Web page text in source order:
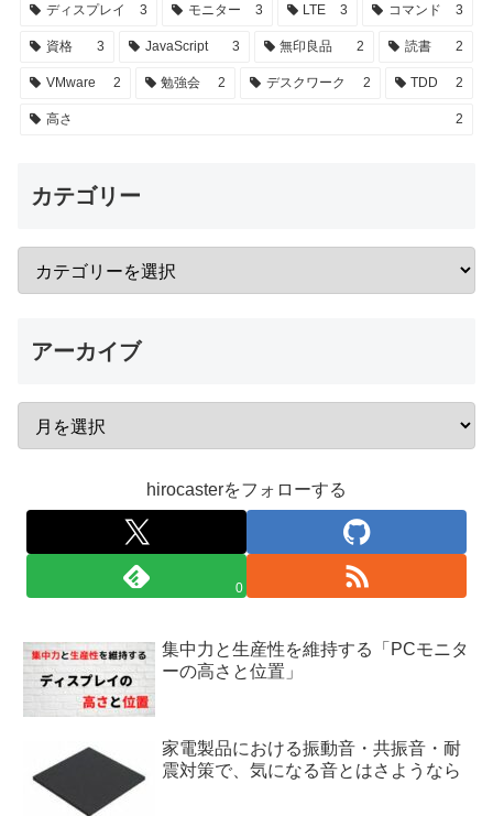
ディスプレイ 3 モニター 3 LTE 3 コマンド 3
資格 3 JavaScript 3 無印良品 2 読書 2
VMware 2 勉強会 2 デスクワーク 2 TDD 2
高さ 2
カテゴリー
アーカイブ
hirocasterをフォローする
0
集中力と生産性を維持する「PCモニタ
ーの高さと位置」
家電製品における振動音・共振音・耐
震対策で、気になる音とはさようなら